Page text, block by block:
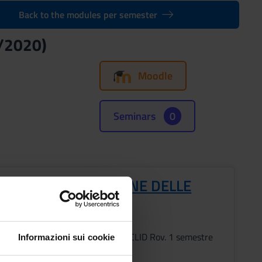
Informazioni sui cookie
Back to the modules per semester
Moodle
Seminars 0
DI ELABORAZIONE DELLE
Period
Lezioni CLID Rov. 1 semestre